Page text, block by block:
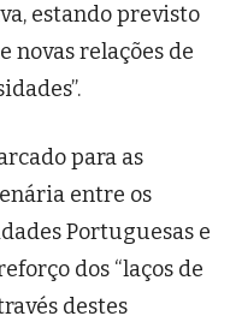
estando previsto
novas relações de
para as
entre os
Portuguesas e
dos “laços de
destes